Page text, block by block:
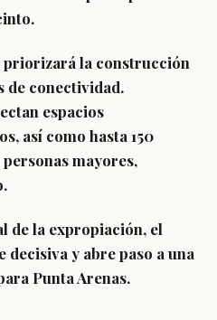
priorizará la construcción
de conectividad.
espacios
así como hasta 150
mayores,
de la expropiación, el
decisiva y abre paso a una
Punta Arenas.